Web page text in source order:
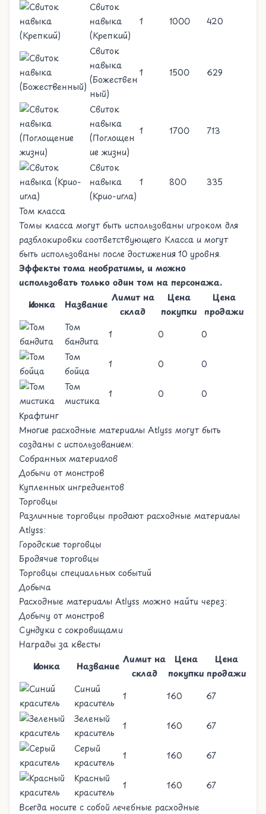
Свиток
навыка
(Крепкий)
1 1000 420
Свиток
навыка
(Божествен
ный)
1 1500 629
Свиток
навыка
(Поглощен
ие жизни)
1 1700 713
Свиток
навыка
(Крио-игла)
1 800 335
Том класса
Томы класса могут быть использованы игроком для
разблокировки соответствующего Класса и могут
быть использованы после достижения 10 уровня.
Эффекты тома необратимы, и можно
использовать только один том на персонажа.
Иконка
Название
Лимит на
склад
Цена
покупки
Цена
продажи
Том
бандита
1 0
0
Том
бойца
1 0
0
Том
мистика
1 0
0
Крафтинг
Многие расходные материалы Atlyss могут быть
созданы с использованием:
Собранных материалов
Добычи от монстров
Купленных ингредиентов
Торговцы
Различные торговцы продают расходные материалы
Atlyss:
Городские торговцы
Бродячие торговцы
Торговцы специальных событий
Добыча
Расходные материалы Atlyss можно найти через:
Добычу от монстров
Сундуки с сокровищами
Награды за квесты
Иконка
Название
Лимит на
склад
Цена
покупки
Цена
продажи
Синий
краситель
1 160
67
Зеленый
краситель
1 160
67
Серый
краситель
1 160
67
Красный
краситель
1 160
67
Всегда носите с собой лечебные расходные